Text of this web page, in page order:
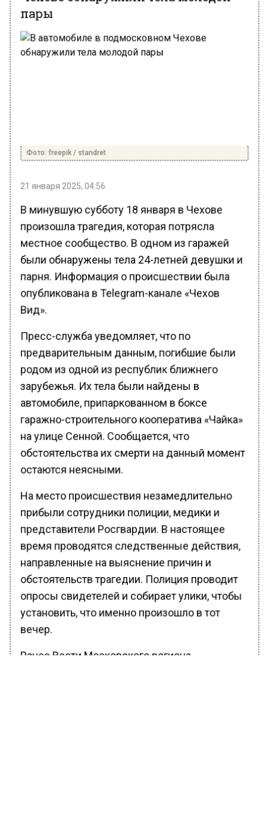
пары
Фото: freepik / standret
21 января 2025, 04:56
В минувшую субботу 18 января в Чехове
произошла трагедия, которая потрясла
местное сообщество. В одном из гаражей
были обнаружены тела 24-летней девушки и
парня. Информация о происшествии была
опубликована в Telegram-канале «Чехов
Вид».
Пресс-служба уведомляет, что по
предварительным данным, погибшие были
родом из одной из республик ближнего
зарубежья. Их тела были найдены в
автомобиле, припаркованном в боксе
гаражно-строительного кооператива «Чайка»
на улице Сенной. Сообщается, что
обстоятельства их смерти на данный момент
остаются неясными.
На место происшествия незамедлительно
прибыли сотрудники полиции, медики и
представители Росгвардии. В настоящее
время проводятся следственные действия,
направленные на выяснение причин и
обстоятельств трагедии. Полиция проводит
опросы свидетелей и собирает улики, чтобы
установить, что именно произошло в тот
вечер.
Ранее Вести Московского региона